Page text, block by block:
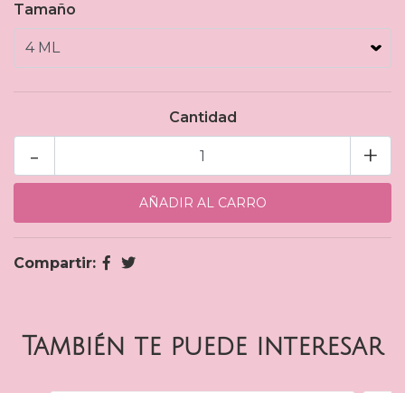
Tamaño
Cantidad
+
-
Compartir:
También te puede interesar